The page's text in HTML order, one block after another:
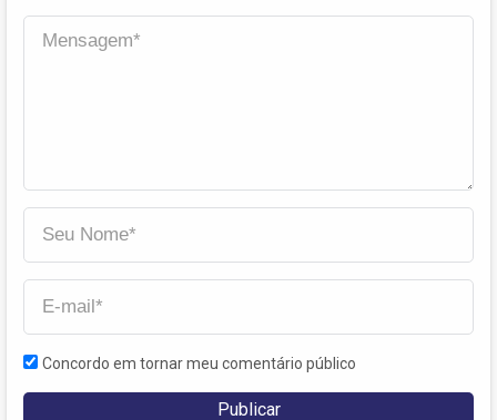
Concordo em tornar meu comentário público